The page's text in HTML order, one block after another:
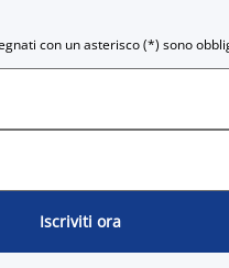
con un asterisco (*) sono
Iscriviti ora